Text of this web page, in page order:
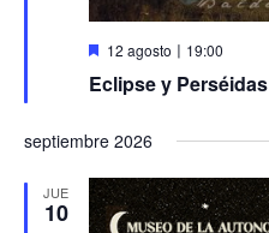
Destacado
12 agosto〡19:00
Eclipse y Perséidas
septiembre 2026
JUE
10